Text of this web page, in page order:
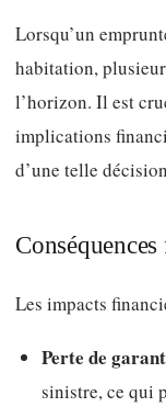
Lorsqu’un
habitation,
l’horizon. Il est
implications
d’une telle
Les impacts
Perte de
sinistre, ce qui